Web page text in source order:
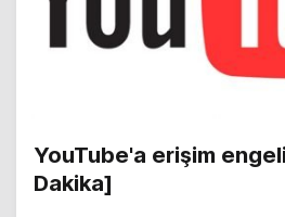
YouTube'a erişim
Dakika]